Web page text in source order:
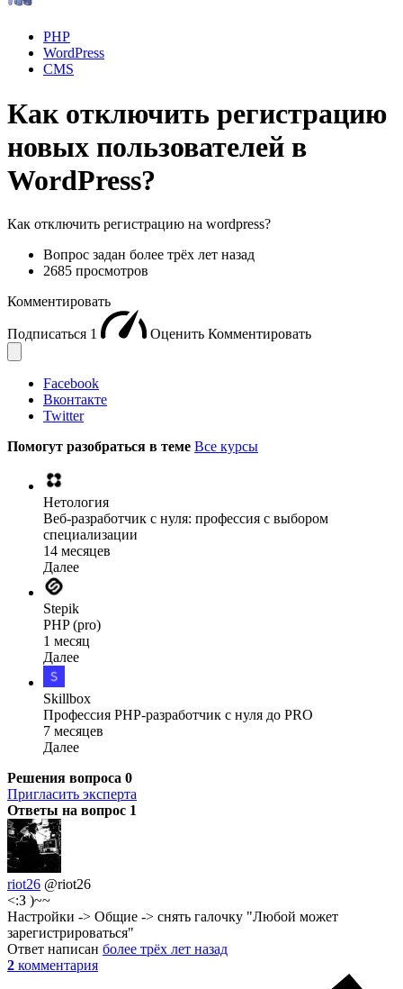
PHP
WordPress
CMS
Как отключить регистрацию
новых пользователей в
WordPress?
Как отключить регистрацию на wordpress?
Вопрос задан более трёх лет назад
2685 просмотров
Комментировать
Подписаться 1 Оценить Комментировать
Facebook
Вконтакте
Twitter
Помогут разобраться в теме Все курсы
Нетология
Веб-разработчик с нуля: профессия с выбором
специализации
14 месяцев
Далее
Stepik
PHP (pro)
1 месяц
Далее
Skillbox
Профессия PHP-разработчик с нуля до PRO
7 месяцев
Далее
Решения вопроса 0
Пригласить эксперта
Ответы на вопрос 1
riot26 @riot26
<:З )~~
Настройки -> Общие -> снять галочку "Любой может
зарегистрироваться"
Ответ написан более трёх лет назад
2 комментария